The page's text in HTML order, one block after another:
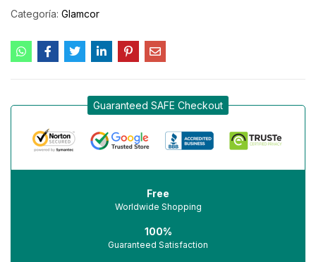
Categoría: Glamcor
Guaranteed SAFE Checkout
Free
Worldwide Shopping
100%
Guaranteed Satisfaction